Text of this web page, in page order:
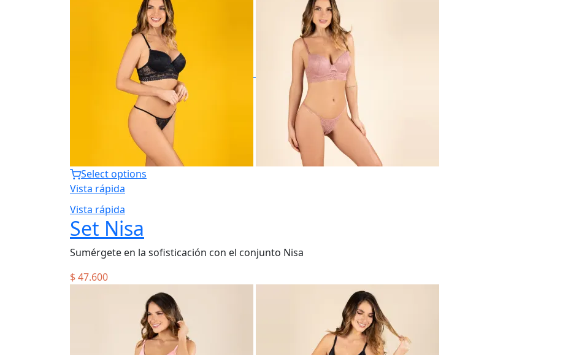
Select options
Vista rápida
Vista rápida
Set Nisa
Sumérgete en la sofisticación con el conjunto Nisa
$47.600